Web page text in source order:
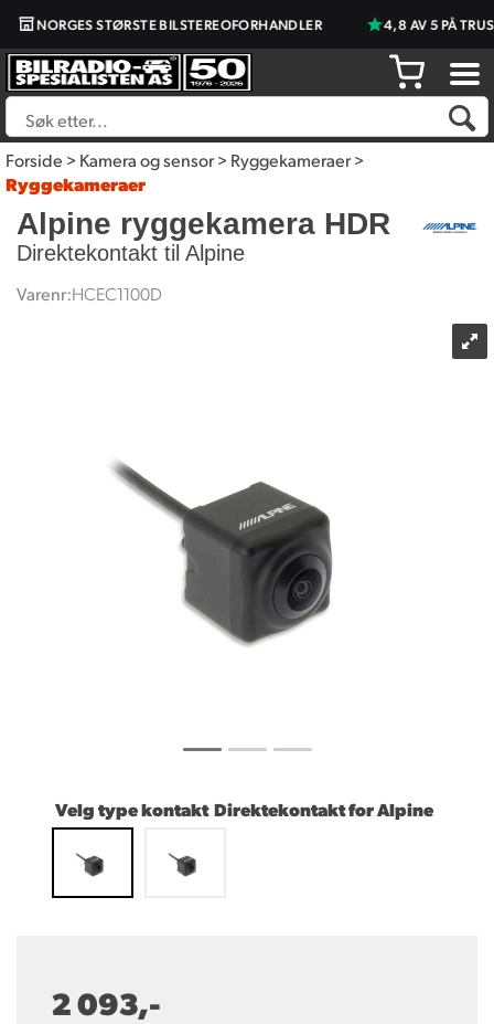
NORGES STØRSTE BILSTEREOFORHANDLER 4,8 AV 5 PÅ
Forside>Kamera og sensor>Ryggekameraer>
Ryggekameraer
Alpine ryggekamera HDR
Direktekontakt til Alpine
Varenr:HCEC1100D
Velg type kontakt Direktekontakt for Alpine
2 093,-